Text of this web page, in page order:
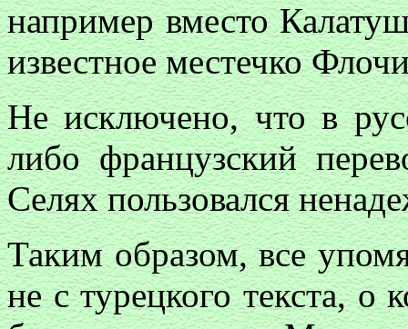
например вместо
известное местечко
Не исключено, что в
либо французский
Селях пользовался
Таким образом, все
не с турецкого текста, о